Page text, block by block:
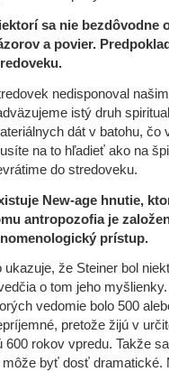
sa nie bezdôvodne
a povier.
nedisponoval
istý druh
dát v batohu, čo
na to hľadieť ako na
do stredoveku.
New-age hnutie,
antropozofia je
prístup.
ukazuje, že Steiner bol
o tom jeho
vedomie bolo 500
pretože žijú v
600 rokov vpredu. Takže
môže byť dosť dramatické.